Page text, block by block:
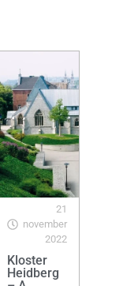
21
november
2022
Kloster
Heidberg